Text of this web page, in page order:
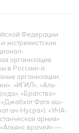
Федерации
экстремистские
организация
в России» и
организации,
«ИГИЛ», «Аль-
«Братство»
«Джабхат Фатх аш-
ан-Нусра»), «УНА-
армия»
врачей» —